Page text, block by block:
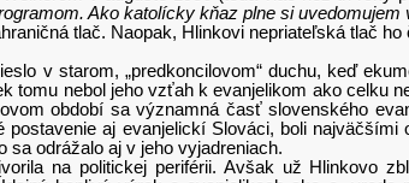
Ako katolícky kňaz plne si
tlač. Naopak, Hlinkovi nepriateľská tlač ho
v starom, „predkoncilovom“ duchu, keď
tomu nebol jeho vzťah k evanjelikom ako celku
období sa významná časť slovenského
aj evanjelickí Slováci, boli
odrážalo aj v jeho vyjadreniach.
na politickej periférii. Avšak už